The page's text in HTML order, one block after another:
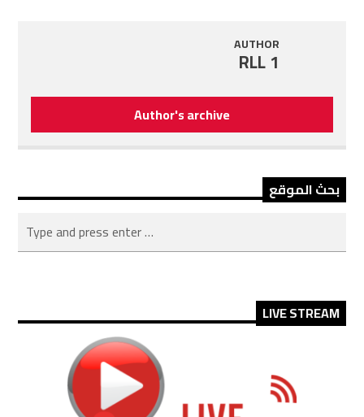
AUTHOR
RLL 1
Author's archive
بحث الموقع
LIVE STREAM